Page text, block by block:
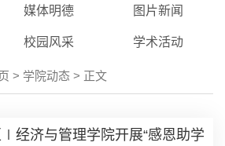
媒体明德 图片新闻
校园风采 学术活动
> 学院动态 > 正文
∣经济与管理学院开展“感恩助学